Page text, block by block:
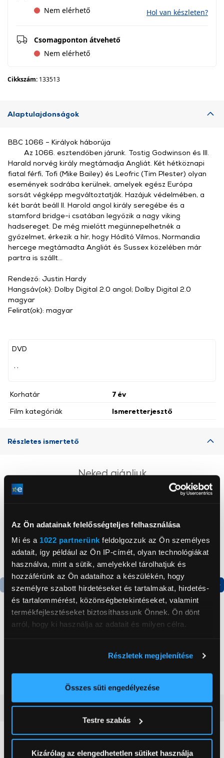
Az Ön adatainak felelősségteljes felhasználása
Mi és a 1022 partnerünk feldolgozzuk az Ön személyes
adatait, így például az Ön IP-címét, olyan technológiákat
használva, mint a sütik, amelyekkel tárolhatjuk és
hozzáférünk az Ön adataihoz a készülékén, hogy
személyre szabott hirdetéseket és tartalmakat, hirdetés-
és tartalommérést, közönségbetekintéseket, valamint
termékfejlesztéseket biztosíthassunk Önnek. Ön dönt
arról, hogy ki használja az adatait és milyen célra.
elhelyezkedéséről pár méteres pontossággal
Az Ön készülékén beazonosítása annak konkrét
módjairól és adja meg preferenciáit aRészletek
pontban. Bármikor módosíthatja vagy visszavonhatja a
Sütinyilatkozathoz való hozzájárulását.
Részletek megjelenítése
Összes süti engedélyezése
Testre szabás
Kizárólag az elengedhetetlen sütiket használja
Nem elérhető
Hol van készleten?
Csomagponton átvehető
Nem elérhető
Cikkszám: 133513
Alaptulajdonságok
DVD
Korhatár
7 év
Film kategóriák
Ismeretterjesztő
BBC 1066 – Királyok háborúja
Az 1066. esztendőben járunk. Tostig Godwinson és III.
Harald norvég király megtámadja Angliát. Két hétköznapi
fiatal férfi, Tofi (Mike Bailey) és Leofric (Tim Plester) olyan
események sodrába kerülnek, amelyek egész Európa
sorsát végképp megváltoztatják. Hazájuk védelmében, a
két barát beáll II. Harold angol király seregébe és a
stamford bridge-i csatában legyőzik a nagy viking
hadsereget. De még mielőtt megünnepelhetnék a
győzelmet, érkezik a hír, hogy Hódító Vilmos, Normandia
hercege megtámadta Angliát és Sussex közelében már
partra is szállt...
Rendező: Justin Hardy
Hangsáv(ok): Dolby Digital 2.0 angol; Dolby Digital 2.0
magyar
Felirat(ok): magyar
Részletes ismertető
Neked ajánljuk
Termék adatlap Termék adatlap
kombinált hűtőszekrény
Vásárlói vélemények(0)
0